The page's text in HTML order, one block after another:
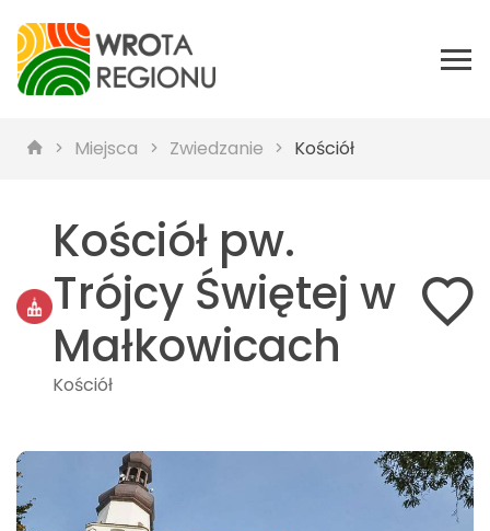
Miejsca Zwiedzanie Kościół
Kościół pw.
Trójcy Świętej w
Małkowicach
Kościół